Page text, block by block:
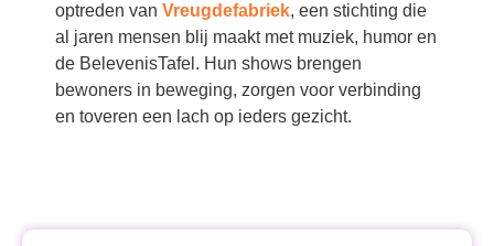
optreden van Vreugdefabriek, een stichting die
al jaren mensen blij maakt met muziek, humor en
de BelevenisTafel. Hun shows brengen
bewoners in beweging, zorgen voor verbinding
en toveren een lach op ieders gezicht.